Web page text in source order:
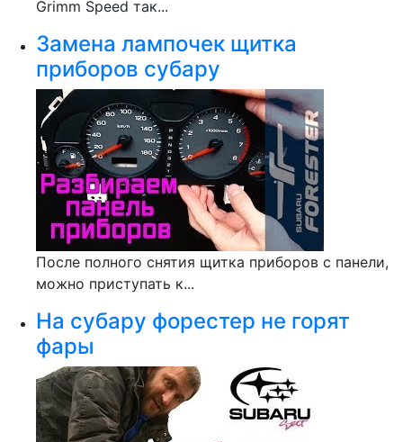
Grimm Speed так...
Замена лампочек щитка
приборов субару
После полного снятия щитка приборов с панели,
можно приступать к...
На субару форестер не горят
фары